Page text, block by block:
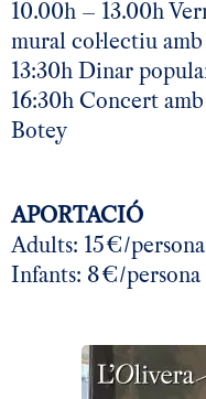
10.00h – 13.00h
mural col·lectiu
13:30h Dinar
16:30h Concert
Botey
APORTACIÓ
Adults: 15€/persona
Infants: 8€/persona